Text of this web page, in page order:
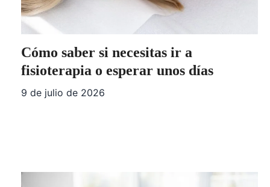
Cómo saber si necesitas ir a
fisioterapia o esperar unos días
9 de julio de 2026